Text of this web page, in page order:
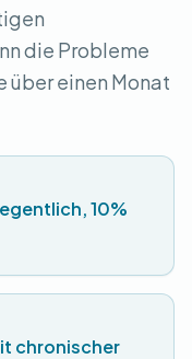
die Probleme
über einen Monat
10%
chronischer